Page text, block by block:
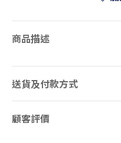
商品描述
送貨及付款方式
顧客評價